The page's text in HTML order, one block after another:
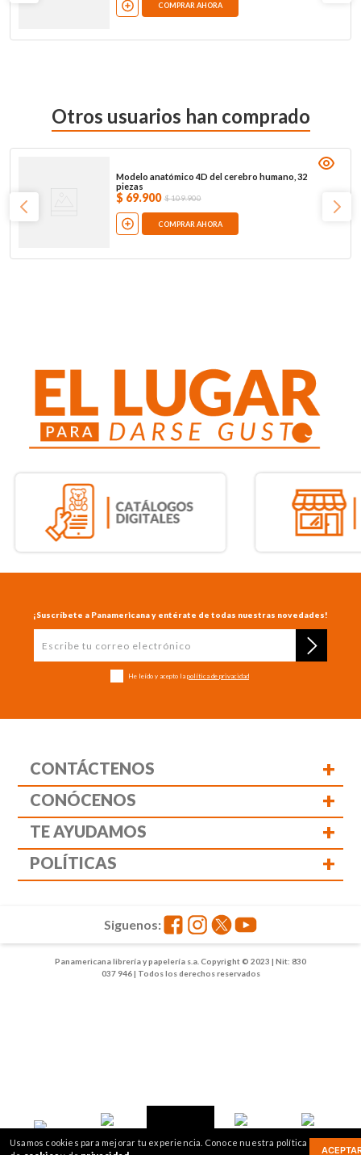
Usamos cookies para mejorar tu experiencia. Conoce nuestra política
Inicio
COMPRAR AHORA
Otros usuarios han comprado
Modelo anatómico 4D del cerebro humano, 32
piezas
$ 69.900 $109.900
COMPRAR AHORA
¡Suscríbete a Panamericana y entérate de todas nuestras novedades!
He leído y acepto la política de privacidad
CONTÁCTENOS +
CONÓCENOS +
TE AYUDAMOS +
POLÍTICAS +
Panamericana librería y papelería s.a. Copyright © 2023 | Nit: 830
037 946 | Todos los derechos reservados
Siguenos:
2